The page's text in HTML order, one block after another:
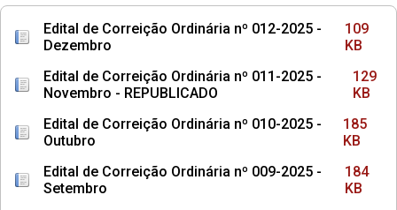
Edital de Correição Ordinária nº 012-2025 -
Dezembro
109
KB
Edital de Correição Ordinária nº 011-2025 -
Novembro - REPUBLICADO
129
KB
Edital de Correição Ordinária nº 010-2025 -
Outubro
185
KB
Edital de Correição Ordinária nº 009-2025 -
Setembro
184
KB